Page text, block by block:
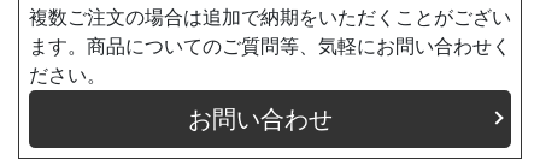
お問い合わせ
複数ご注文の場合は追加で納期をいただくことがござい
ます。商品についてのご質問等、気軽にお問い合わせく
ださい。